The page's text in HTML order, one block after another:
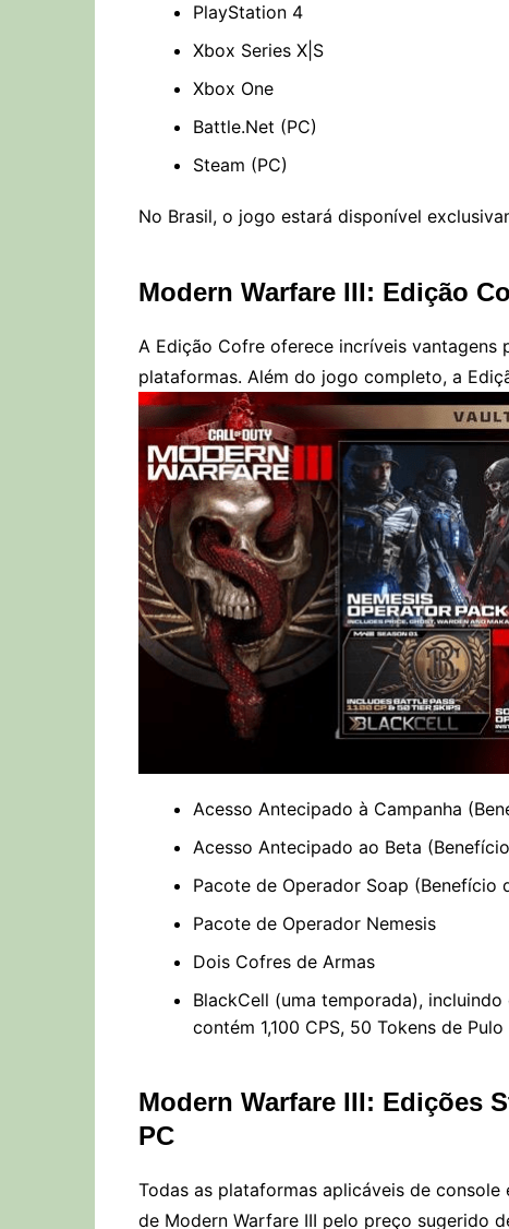
PlayStation 4
Xbox Series X|S
Xbox One
Battle.Net (PC)
Steam (PC)
No Brasil, o jogo estará disponível
Modern Warfare III: Edição
A Edição Cofre oferece incríveis vantagens
plataformas. Além do jogo completo, a
Acesso Antecipado à Campanha
Acesso Antecipado ao Beta
Pacote de Operador Soap (Benefício
Pacote de Operador Nemesis
Dois Cofres de Armas
BlackCell (uma temporada),
contém 1,100 CPS, 50 Tokens de
Modern Warfare III: Edições
PC
Todas as plataformas aplicáveis de
de Modern Warfare III pelo preço sugerido